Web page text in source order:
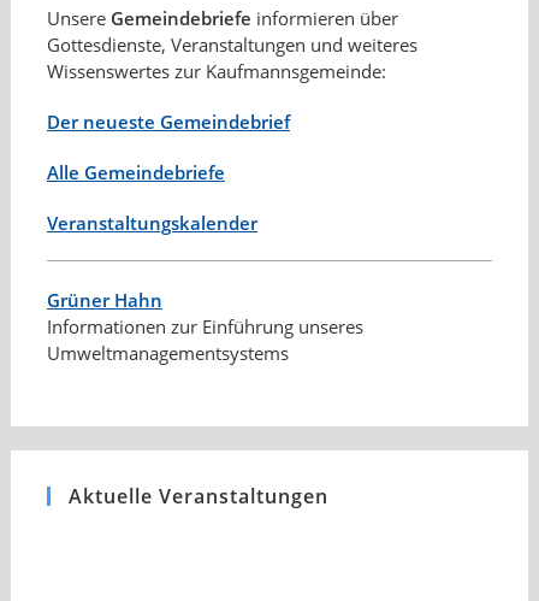
Unsere Gemeindebriefe informieren über
Gottesdienste, Veranstaltungen und weiteres
Wissenswertes zur Kaufmannsgemeinde:
Der neueste Gemeindebrief
Alle Gemeindebriefe
Veranstaltungskalender
Grüner Hahn
Informationen zur Einführung unseres
Umweltmanagementsystems
Aktuelle Veranstaltungen